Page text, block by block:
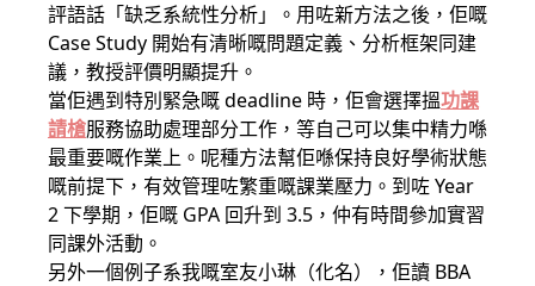
評語話「缺乏系統性分析」。用咗新方法之後，佢嘅
Case Study 開始有清晰嘅問題定義、分析框架同建
議，教授評價明顯提升。
當佢遇到特別緊急嘅 deadline 時，佢會選擇搵功課
請槍服務協助處理部分工作，等自己可以集中精力喺
最重要嘅作業上。呢種方法幫佢喺保持良好學術狀態
嘅前提下，有效管理咗繁重嘅課業壓力。到咗 Year
2 下學期，佢嘅 GPA 回升到 3.5，仲有時間參加實習
同課外活動。
另外一個例子系我嘅室友小琳（化名），佢讀 BBA